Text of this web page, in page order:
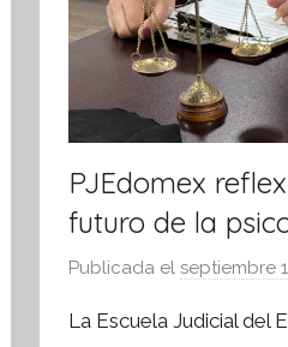
PJEdomex
futuro de la
Publicada elseptiembre
La Escuela Judicial del